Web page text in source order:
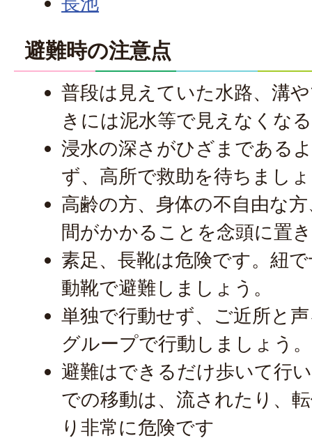
避難時の注意点
普段は見えていた水路、溝
きには泥水等で見えなくな
浸水の深さがひざまである
ず、高所で救助を待ちまし
高齢の方、身体の不自由な
間がかかることを念頭に置
素足、長靴は危険です。紐
動靴で避難しましょう。
単独で行動せず、ご近所と
グループで行動しましょう。
避難はできるだけ歩いて行
での移動は、流されたり、
り非常に危険です